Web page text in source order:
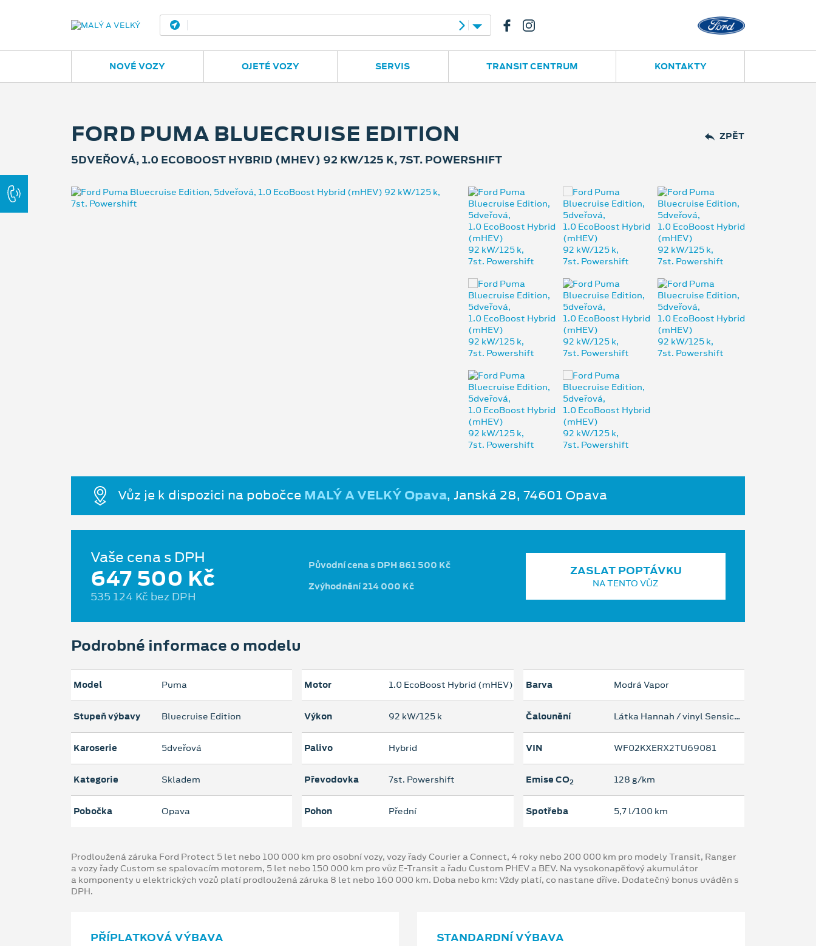
Opava
NOVÉ VOZY OJETÉ VOZY SERVIS TRANSIT CENTRUM KONTAKTY
ZPĚT
FORD PUMA BLUECRUISE EDITION
5DVEŘOVÁ, 1.0 ECOBOOST HYBRID (MHEV) 92 KW/125 K, 7ST. POWERSHIFT
Vůz je k dispozici na pobočce MALÝ A VELKÝ Opava, Janská 28, 74601 Opava
Vaše cena s DPH
647 500 Kč
535 124 Kč bez DPH
Původní cena s DPH 861 500 Kč
Zvýhodnění 214 000 Kč
ZASLAT POPTÁVKU
NA TENTO VŮZ
Podrobné informace o modelu
Model Puma
Stupeň výbavy Bluecruise Edition
Karoserie 5dveřová
Kategorie Skladem
Pobočka Opava
Motor 1.0 EcoBoost Hybrid (mHEV)
Výkon 92 kW/125 k
Palivo Hybrid
Převodovka 7st. Powershift
Pohon Přední
Barva Modrá Vapor
Čalounění Látka Hannah / vinyl Sensico s šedým prošíváním - Ebony/Blue
VIN WF02KXERX2TU69081
Emise CO2 128 g/km
Spotřeba 5,7 l/100 km
Prodloužená záruka Ford Protect 5 let nebo 100 000 km pro osobní vozy, vozy řady Courier a Connect, 4 roky nebo 200 000 km pro modely Transit, Ranger
a vozy řady Custom se spalovacím motorem, 5 let nebo 150 000 km pro vůz E-Transit a řadu Custom PHEV a BEV. Na vysokonapěťový akumulátor
a komponenty u elektrických vozů platí prodloužená záruka 8 let nebo 160 000 km. Doba nebo km: Vždy platí, co nastane dříve. Dodatečný bonus uváděn s
DPH.
PŘÍPLATKOVÁ VÝBAVA STANDARDNÍ VÝBAVA